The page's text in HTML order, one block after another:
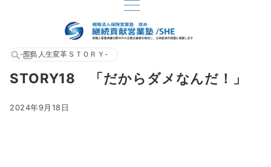
-五島人生変革ＳＴＯＲＹ-
STORY18 「だからダメなんだ！」
2024年9月18日